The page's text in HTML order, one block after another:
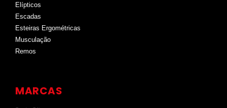
Elípticos
Escadas
Esteiras Ergométricas
Musculação
Remos
MARCAS